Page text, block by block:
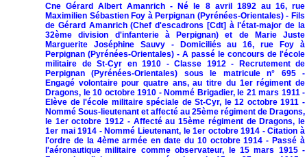
Cne Gérard Albert Amanrich - Né le 8 avril 1892 au 16, rue
Maximilien Sébastien Foy à Perpignan (Pyrénées-Orientales) - Fils
de Gérard Amanrich (Chef d'escadrons [Cdt] à l'état-major de la
32ème division d'infanterie à Perpignan) et de Marie Juste
Marguerite Joséphine Sauvy - Domiciliés au 16, rue Foy à
Perpignan (Pyrénées-Orientales) - A passé le concours de l'école
militaire de St-Cyr en 1910 - Classe 1912 - Recrutement de
Perpignan (Pyrénées-Orientales) sous le matricule n° 695 -
Engagé volontaire pour quatre ans, au titre du 1er régiment de
Dragons, le 10 octobre 1910 - Nommé Brigadier, le 21 mars 1911 -
Elève de l'école militaire spéciale de St-Cyr, le 12 octobre 1911 -
Nommé Sous-lieutenant et affecté au 25ème régiment de Dragons,
le 1er octobre 1912 - Affecté au 15ème régiment de Dragons, le
1er mai 1914 - Nommé Lieutenant, le 1er octobre 1914 - Citation à
l'ordre de la 4ème armée en date du 10 octobre 1914 - Passé à
l'aéronautique militaire comme observateur, le 15 mars 1915 -